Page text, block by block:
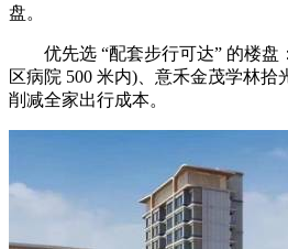
盘。
优先选 “配套步行可达” 的楼盘
区病院 500 米内)、意禾金茂学林拾
削减全家出行成本。